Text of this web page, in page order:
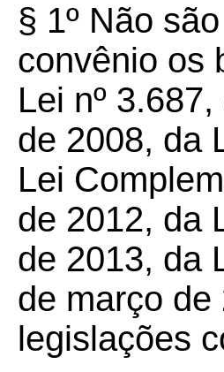
§ 1º Não
convênio os
Lei nº
de 2008, da
Lei
de 2012, da
de 2013, da
de março
legislações